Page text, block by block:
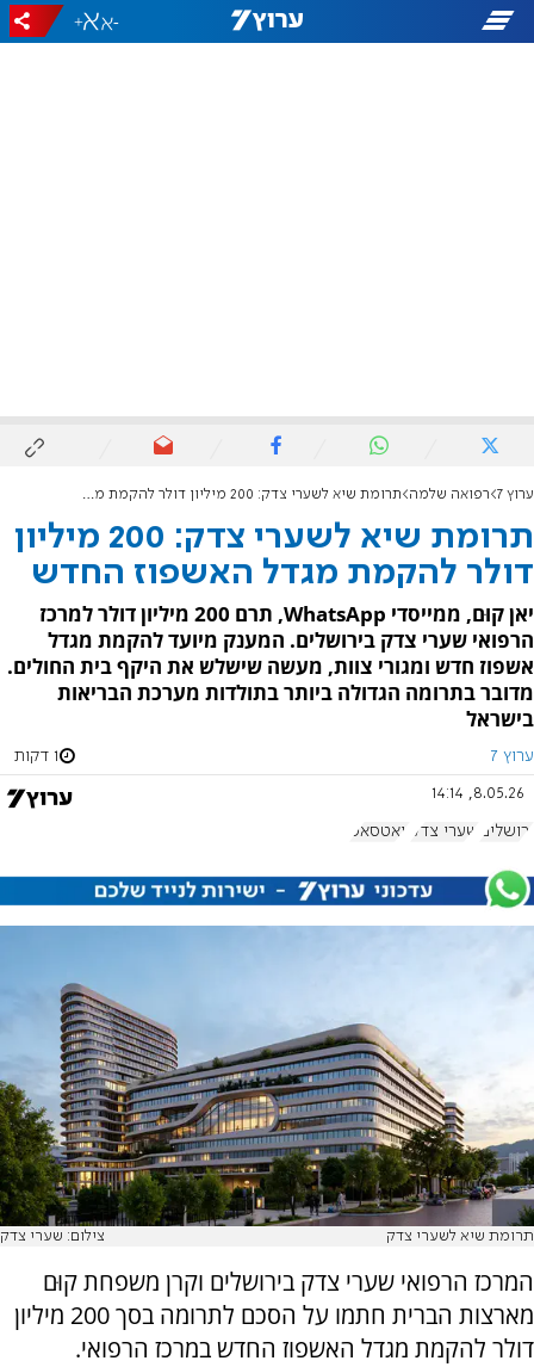
-
+
ערוץ 7 רפואה שלמה תרומת שיא לשערי צדק: 200 מיליון דולר להקמת מגדל האשפוז החדש
תרומת שיא לשערי צדק: 200 מיליון
דולר להקמת מגדל האשפוז החדש
יאן קוּם, ממייסדי WhatsApp, תרם 200 מיליון דולר למרכז
הרפואי שערי צדק בירושלים. המענק מיועד להקמת מגדל
אשפוז חדש ומגורי צוות, מעשה שישלש את היקף בית החולים.
מדובר בתרומה הגדולה ביותר בתולדות מערכת הבריאות
בישראל
ערוץ 7 1 דקות
8.05.26, 14:14
ירושלים שערי צדק וואטסאפ
תרומת שיא לשערי צדק צילום: שערי צדק
המרכז הרפואי שערי צדק בירושלים וקרן משפחת קוּם
מארצות הברית חתמו על הסכם לתרומה בסך 200 מיליון
דולר להקמת מגדל האשפוז החדש במרכז הרפואי.